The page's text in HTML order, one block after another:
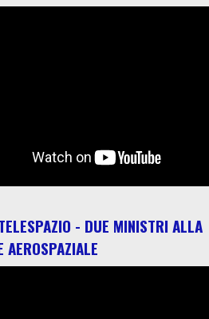
- DUE MINISTRI ALLA
AEROSPAZIALE